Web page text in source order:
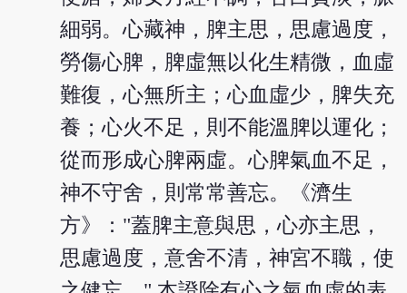
細弱。心藏神，脾主思，思慮過度，
勞傷心脾，脾虛無以化生精微，血虛
難復，心無所主；心血虛少，脾失充
養；心火不足，則不能溫脾以運化；
從而形成心脾兩虛。心脾氣血不足，
神不守舍，則常常善忘。《濟生
方》："蓋脾主意與思，心亦主思，
思慮過度，意舍不清，神宮不職，使